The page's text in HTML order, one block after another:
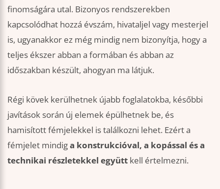
finomságára utal. Bizonyos rendszerekben
kapcsolódhat hozzá évszám, hivataljel vagy mesterjel
is, ugyanakkor ez még mindig nem bizonyítja, hogy a
teljes ékszer abban a formában és abban az
időszakban készült, ahogyan ma látjuk.
Régi kövek kerülhetnek újabb foglalatokba, későbbi
javítások során új elemek épülhetnek be, és
hamisított fémjelekkel is találkozni lehet. Ezért a
fémjelet mindiga konstrukcióval, a kopással és a
technikai részletekkel együtt kell értelmezni.